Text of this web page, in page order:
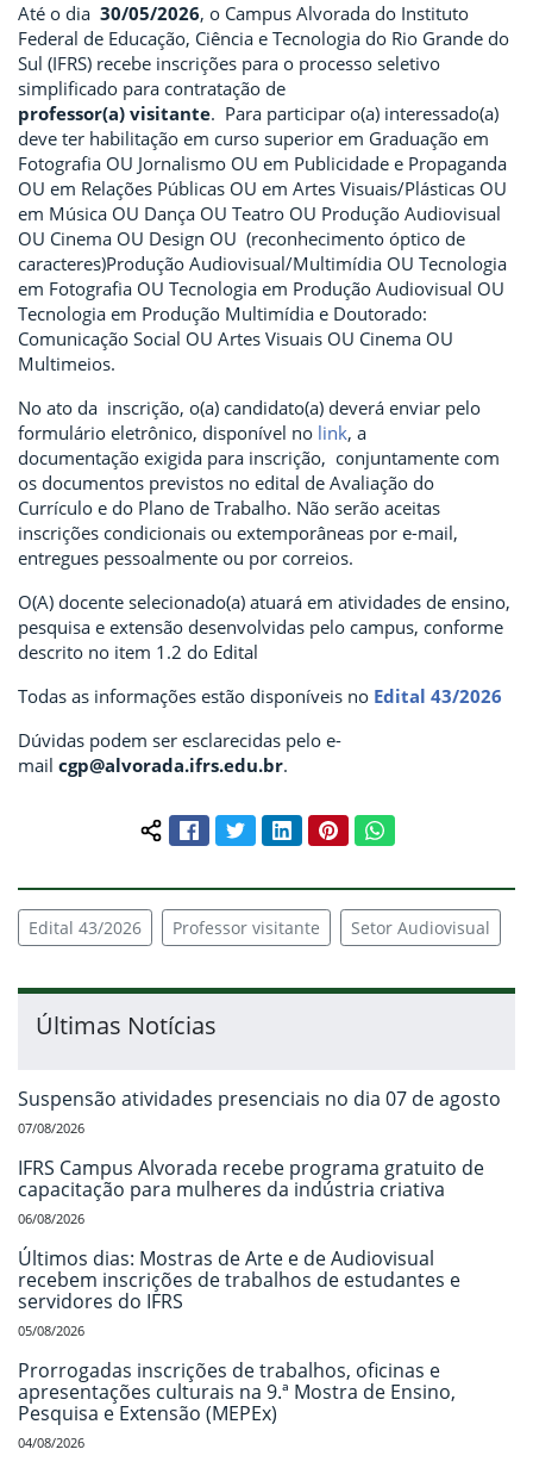
Até o dia 30/05/2026, o Campus Alvorada do Instituto
Federal de Educação, Ciência e Tecnologia do Rio Grande do
Sul (IFRS) recebe inscrições para o processo seletivo
simplificado para contratação de
professor(a) visitante. Para participar o(a) interessado(a)
deve ter habilitação em curso superior em Graduação em
Fotografia OU Jornalismo OU em Publicidade e Propaganda
OU em Relações Públicas OU em Artes Visuais/Plásticas OU
em Música OU Dança OU Teatro OU Produção Audiovisual
OU Cinema OU Design OU (reconhecimento óptico de
caracteres)Produção Audiovisual/Multimídia OU Tecnologia
em Fotografia OU Tecnologia em Produção Audiovisual OU
Tecnologia em Produção Multimídia e Doutorado:
Comunicação Social OU Artes Visuais OU Cinema OU
Multimeios.
No ato da inscrição, o(a) candidato(a) deverá enviar pelo
formulário eletrônico, disponível no link, a
documentação exigida para inscrição, conjuntamente com
os documentos previstos no edital de Avaliação do
Currículo e do Plano de Trabalho. Não serão aceitas
inscrições condicionais ou extemporâneas por e-mail,
entregues pessoalmente ou por correios.
O(A) docente selecionado(a) atuará em atividades de ensino,
pesquisa e extensão desenvolvidas pelo campus, conforme
descrito no item 1.2 do Edital
Todas as informações estão disponíveis no Edital 43/2026
Dúvidas podem ser esclarecidas pelo e-
mail cgp@alvorada.ifrs.edu.br.
Compartilhar conteúdo:
FacebookTwitterLinkedInPinterestWhatsApp
Edital 43/2026 Professor visitante Setor Audiovisual
Últimas Notícias
Suspensão atividades presenciais no dia 07 de agosto
07/08/2026
IFRS Campus Alvorada recebe programa gratuito de
capacitação para mulheres da indústria criativa
06/08/2026
Últimos dias: Mostras de Arte e de Audiovisual
recebem inscrições de trabalhos de estudantes e
servidores do IFRS
05/08/2026
Prorrogadas inscrições de trabalhos, oficinas e
apresentações culturais na 9.ª Mostra de Ensino,
Pesquisa e Extensão (MEPEx)
04/08/2026